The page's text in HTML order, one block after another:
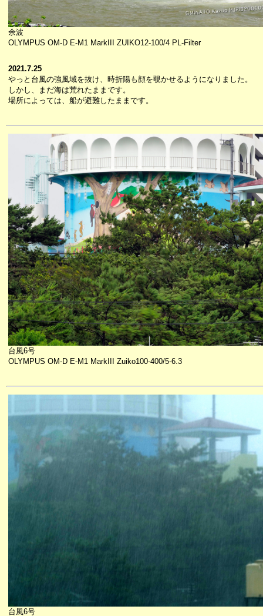
余波
OLYMPUS OM-D E-M1 MarkIII ZUIKO12-100/4 PL-Filter
2021.7.25
やっと台風の強風域を抜け、時折陽も顔を覗かせるようになりました。
しかし、まだ海は荒れたままです。
場所によっては、船が避難したままです。
台風6号
OLYMPUS OM-D E-M1 MarkIII Zuiko100-400/5-6.3
台風6号